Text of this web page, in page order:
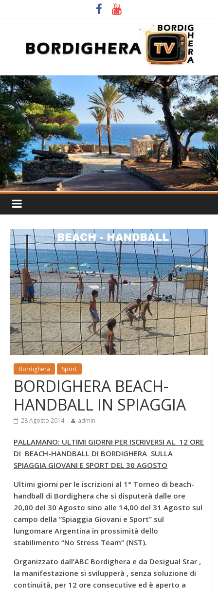
Bordighera Sport
BORDIGHERA BEACH-
HANDBALL IN SPIAGGIA
28 Agosto 2014 admin
PALLAMANO: ULTIMI GIORNI PER ISCRIVERSI AL 12 ORE
DI BEACH-HANDBALL DI BORDIGHERA SULLA
SPIAGGIA GIOVANI E SPORT DEL 30 AGOSTO
Ultimi giorni per le iscrizioni al 1° Torneo di beach-
handball di Bordighera che si disputerà dalle ore
20,00 del 30 Agosto sino alle 14,00 del 31 Agosto sul
campo della “Spiaggia Giovani e Sport” sul
lungomare Argentina in prossimità dello
stabilimento “No Stress Team” (NST).
Organizzato dall’ABC Bordighera e da Desigual Star ,
la manifestazione si svilupperà , senza soluzione di
continuità, per 12 ore consecutive ed è aperto a